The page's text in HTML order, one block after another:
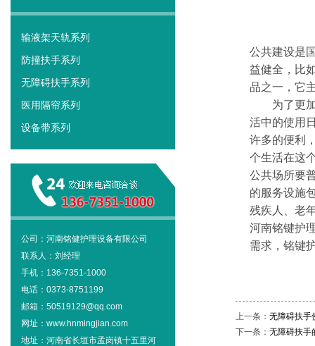
输液架天轨系列
防撞扶手系列
无障碍扶手系列
医用隔帘系列
设备带系列
公司：河南铭健护理设备有限公司
联系人：刘经理
手机：136-7351-1000
电话：0373-8751199
邮箱：50519129@qq.com
网址：www.hnmingjian.com
地址：河南省长垣市孟岗镇十五里河
公共建设是
益健全，比
品之一，它
为了更加
活中的使用
许多的便利
个生活在这
公共场所要
的服务设施
残疾人、老
河南铭键护
需求，铭键
上一条： 无障碍扶手
下一条： 无障碍扶手